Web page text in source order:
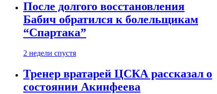
После долгого восстановления
Бабич обратился к болельщикам
“Спартака”
2 недели спустя
Тренер вратарей ЦСКА рассказал о
состоянии Акинфеева